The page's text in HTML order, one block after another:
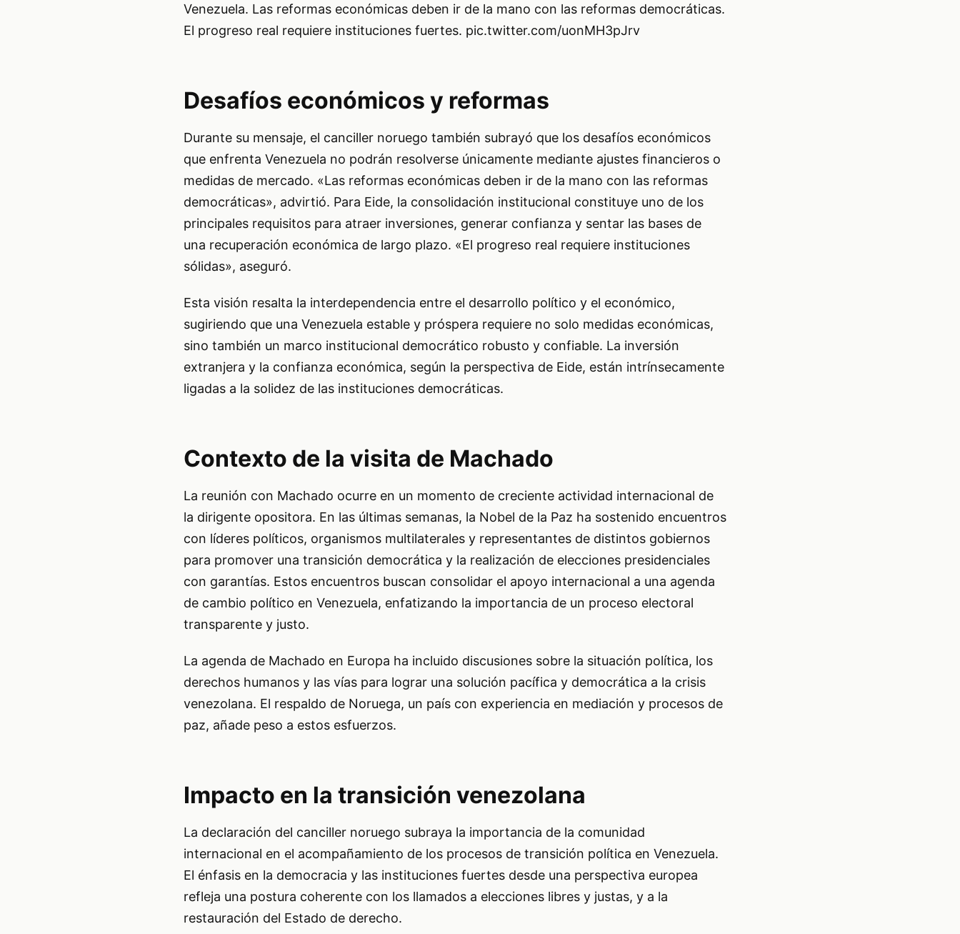
Venezuela. Las reformas económicas deben ir de la mano con las reformas democráticas.
El progreso real requiere instituciones fuertes. pic.twitter.com/uonMH3pJrv
Desafíos económicos y reformas
Durante su mensaje, el canciller noruego también subrayó que los desafíos económicos
que enfrenta Venezuela no podrán resolverse únicamente mediante ajustes financieros o
medidas de mercado. «Las reformas económicas deben ir de la mano con las reformas
democráticas», advirtió. Para Eide, la consolidación institucional constituye uno de los
principales requisitos para atraer inversiones, generar confianza y sentar las bases de
una recuperación económica de largo plazo. «El progreso real requiere instituciones
sólidas», aseguró.
Esta visión resalta la interdependencia entre el desarrollo político y el económico,
sugiriendo que una Venezuela estable y próspera requiere no solo medidas económicas,
sino también un marco institucional democrático robusto y confiable. La inversión
extranjera y la confianza económica, según la perspectiva de Eide, están intrínsecamente
ligadas a la solidez de las instituciones democráticas.
Contexto de la visita de Machado
La reunión con Machado ocurre en un momento de creciente actividad internacional de
la dirigente opositora. En las últimas semanas, la Nobel de la Paz ha sostenido encuentros
con líderes políticos, organismos multilaterales y representantes de distintos gobiernos
para promover una transición democrática y la realización de elecciones presidenciales
con garantías. Estos encuentros buscan consolidar el apoyo internacional a una agenda
de cambio político en Venezuela, enfatizando la importancia de un proceso electoral
transparente y justo.
La agenda de Machado en Europa ha incluido discusiones sobre la situación política, los
derechos humanos y las vías para lograr una solución pacífica y democrática a la crisis
venezolana. El respaldo de Noruega, un país con experiencia en mediación y procesos de
paz, añade peso a estos esfuerzos.
Impacto en la transición venezolana
La declaración del canciller noruego subraya la importancia de la comunidad
internacional en el acompañamiento de los procesos de transición política en Venezuela.
El énfasis en la democracia y las instituciones fuertes desde una perspectiva europea
refleja una postura coherente con los llamados a elecciones libres y justas, y a la
restauración del Estado de derecho.